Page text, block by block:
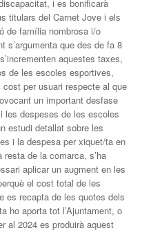
i es bonificarà
titulars del Carnet Jove i els
de família nombrosa i/o
s’argumenta que des de fa 8
aquestes taxes,
de les escoles esportives,
per usuari respecte al que
un important desfase
les despeses de les escoles
estudi detallat sobre les
i la despesa per xiquet/ta en
de la comarca, s’ha
aplicar un augment en les
el cost total de les
es recapta de les quotes dels
ho aporta tot l’Ajuntament, o
al 2024 es produirà aquest